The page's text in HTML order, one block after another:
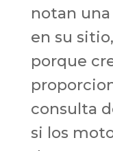
notan
en su
porque
consulta
si los